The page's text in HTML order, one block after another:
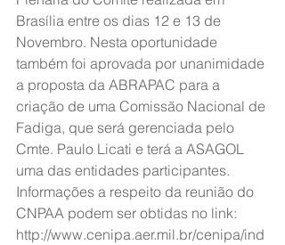
Brasília entre os dias 12 e 13 de
Novembro. Nesta oportunidade
também foi aprovada por unanimidade
a proposta da ABRAPAC para a
criação de uma Comissão Nacional de
Fadiga, que será gerenciada pelo
Cmte. Paulo Licati e terá a ASAGOL
uma das entidades participantes.
Informações a respeito da reunião do
CNPAA podem ser obtidas no link:
http://www.cenipa.aer.mil.br/cenipa/ind